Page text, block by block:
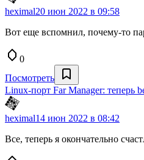
heximal20 июн 2022 в 09:58
Вот еще вспомнил, почему-то
0
Посмотреть
Linux-порт Far Manager: теперь
heximal14 июн 2022 в 08:42
Все, теперь я окончательно